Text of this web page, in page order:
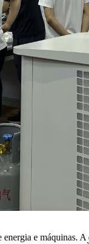
e máquinas.